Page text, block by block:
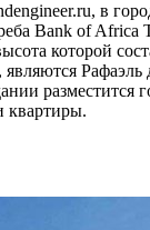
в
Bank of Africa
которой
являются
разместится
квартиры.